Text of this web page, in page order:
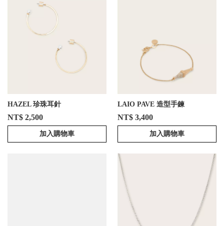
HAZEL 珍珠耳針
NT$ 2,500
加入購物車
LAIO PAVE 造型手鍊
NT$ 3,400
加入購物車